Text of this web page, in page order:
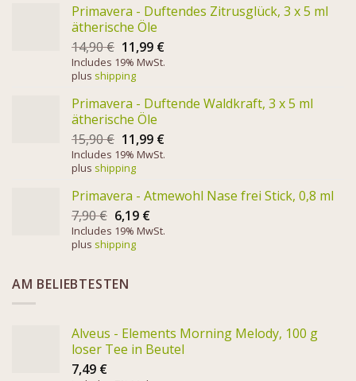
Primavera - Duftendes Zitrusglück, 3 x 5 ml
ätherische Öle
14,90€ 11,99 €
Includes 19% MwSt.
plus shipping
Primavera - Duftende Waldkraft, 3 x 5 ml
ätherische Öle
15,90€ 11,99 €
Includes 19% MwSt.
plus shipping
Primavera - Atmewohl Nase frei Stick, 0,8 ml
7,90€ 6,19 €
Includes 19% MwSt.
plus shipping
AM BELIEBTESTEN
Alveus - Elements Morning Melody, 100 g
loser Tee in Beutel
7,49 €